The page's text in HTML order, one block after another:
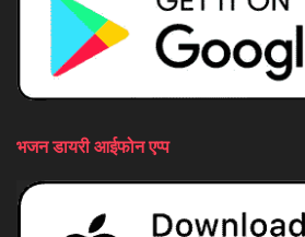
भजन डायरी आईफोन एप्प